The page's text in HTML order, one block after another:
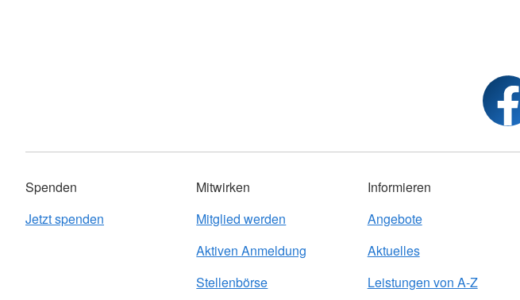
Spenden
Jetzt spenden
Mitwirken
Mitglied werden
Aktiven Anmeldung
Stellenbörse
Informieren
Angebote
Aktuelles
Leistungen von A-Z